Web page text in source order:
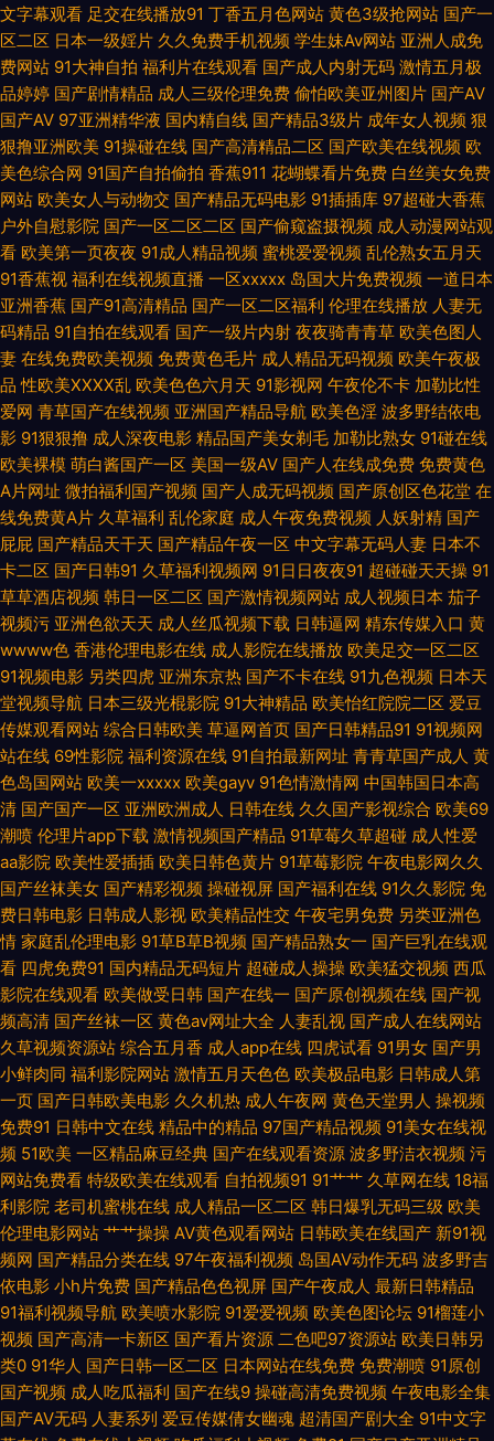
美精品午夜一二三区 香蕉网在线观看亚 btbtt bt之家 黑丝黄色片 日本三级
2020 樱花影视 国产丶欧美丶 欧美日韩一区二区不 亚洲经典千人经典日产
磁力链接 BT 欧美颜射 91熟女爱爱 久久精品看国产 韩国午夜理论在线观看
下面又软又进禁视频 丰满的寡 日本无码人妻一区二区免 超碰97人人草 青青
青国产色 另类图片亚洲色图 一级a成 国高清无 偷拍网址 电影在线观看免费
版高清完整 日韩A∨小电影 99re情色 免费国产三级片 亚洲视频精品 大地资
源在线高清 久久精品黄色 少妇成人在线 专业的二手车竞拍平台 国产精品日
韩综合图片 欧美日韩亚洲综 亚洲成人WWW 把女人弄爽特 精品国产乱码久
久 日韩一级精品 中文字幕亚洲精品乱 国产拍揄自揄免费观看 欧美性爱精点
大全 曰韩国产高清 观看一区二区三区 欧美日韩操 亚洲91最新在线 超碰在线
播放91 九一传媒mv 三三电影网 97免费公开在线视频 国语自产拍 日本岛国
精品 一本到国产在线精 福利导航第一站 鲁丝片午夜精 深夜欲室导航 自拍三
级中文国产 国产精品九九在线播放 欧美第一页在线 香蕉国产免 avtt久久天
堂 激情另类春色 日韩欧美三区 在线播放影院在线 高清免费大片在线观看 免
费高清在线播放 五月丁香婷婷在线 97蜜桃 国产又黄又刺激 人人澡人人干 一
区二区三区欧美 单机游戏 老司机影音先锋 丝袜美腿娉婷婀娜 2018最新电影
天堂 国产午夜福 欧美一片私人影院免费 亚洲天堂小视频 成人aaaa 久草社区
在线 十八在线观看免费视频 91成人社区 国产日本在线播放 欧美亚洲日韩精
品 亚洲旡码欧美大片 肏屄在线免费观看 精品日产三级在线观看 日韩在线观
看一区二区 2012中文字幕电影中文字幕在线 国产欧美日韩亚洲αv 欧美亚洲
亚洲综合图片区自拍区 东京热日韩有码 美女爆操 天堂avbt AV91第3页 后入
学生妹网站 日韩精品专区中文字幕 在线观看中文字幕国产 国产黄页 欧美日
韩亚洲综 亚洲大片在线观看网址 99香蕉 激情文学日韩 日韩一级视频 国产午
夜精品AV一区二区麻豆 日韩好片一区二 91大神图片 国产一区二区不卡视频
人人操人人 亚洲系列第一页 国产短裙高 欧美另类A片 亚洲第一成年网 www
欧美日 激情综合在线观看 日韩一区二区三区射精 18色网 国产欧美日韩精品
文字幕观看 足交在线播放91 丁香五月色网站 黄色3级抢网站 国产一
区二区 日本一级婬片 久久免费手机视频 学生妹Av网站 亚洲人成免
费网站 91大神自拍 福利片在线观看 国产成人内射无码 激情五月极
品婷婷 国产剧情精品 成人三级伦理免费 偷怕欧美亚州图片 国产AV
国产AV 97亚洲精华液 国内精自线 国产精品3级片 成年女人视频 狠
狠撸亚洲欧美 91操碰在线 国产高清精品二区 国产欧美在线视频 欧
美色综合网 91国产自拍偷拍 香蕉911 花蝴蝶看片免费 白丝美女免费
网站 欧美女人与动物交 国产精品无码电影 91插插库 97超碰大香蕉
户外自慰影院 国产一区二区二区 国产偷窥盗摄视频 成人动漫网站观
看 欧美第一页夜夜 91成人精品视频 蜜桃爱爱视频 乱伦熟女五月天
91香蕉视 福利在线视频直播 一区xxxxx 岛国大片免费视频 一道日本
亚洲香蕉 国产91高清精品 国产一区二区福利 伦理在线播放 人妻无
码精品 91自拍在线观看 国产一级片内射 夜夜骑青青草 欧美色图人
妻 在线免费欧美视频 免费黄色毛片 成人精品无码视频 欧美午夜极
品 性欧美ⅩⅩⅩⅩ乱 欧美色色六月天 91影视网 午夜伦不卡 加勒比性
爱网 青草国产在线视频 亚洲国产精品导航 欧美色淫 波多野结依电
影 91狠狠撸 成人深夜电影 精品国产美女剃毛 加勒比熟女 91碰在线
欧美裸模 萌白酱国产一区 美国一级AV 国产人在线成免费 免费黄色
A片网址 微拍福利国产视频 国产人成无码视频 国产原创区色花堂 在
线免费黄A片 久草福利 乱伦家庭 成人午夜免费视频 人妖射精 国产
屁屁 国产精品天干天 国产精品午夜一区 中文字幕无码人妻 日本不
卡二区 国产日韩91 久草福利视频网 91日日夜夜91 超碰碰天天操 91
草草酒店视频 韩日一区二区 国产激情视频网站 成人视频日本 茄子
视频污 亚洲色欲天天 成人丝瓜视频下载 日韩逼网 精东传媒入口 黄
wwww色 香港伦理电影在线 成人影院在线播放 欧美足交一区二区
91视频电影 另类四虎 亚洲东京热 国产不卡在线 91九色视频 日本天
堂视频导航 日本三级光棍影院 91大神精品 欧美怡红院院二区 爱豆
传媒观看网站 综合日韩欧美 草逼网首页 国产日韩精品91 91视频网
站在线 69性影院 福利资源在线 91自拍最新网址 青青草国产成人 黄
色岛国网站 欧美一xxxxx 欧美gayv 91色情激情网 中国韩国日本高
清 国产国产一区 亚洲欧洲成人 日韩在线 久久国产影视综合 欧美69
潮喷 伦理片app下载 激情视频国产精品 91草莓久草超碰 成人性爱
aa影院 欧美性爱插插 欧美日韩色黄片 91草莓影院 午夜电影网久久
国产丝袜美女 国产精彩视频 操碰视屏 国产福利在线 91久久影院 免
费日韩电影 日韩成人影视 欧美精品性交 午夜宅男免费 另类亚洲色
情 家庭乱伦理电影 91草B草B视频 国产精品熟女一 国产巨乳在线观
看 四虎免费91 国内精品无码短片 超碰成人操操 欧美猛交视频 西瓜
影院在线观看 欧美做受日韩 国产在线一 国产原创视频在线 国产视
频高清 国产丝袜一区 黄色av网址大全 人妻乱视 国产成人在线网站
久草视频资源站 综合五月香 成人app在线 四虎试看 91男女 国产男
小鲜肉同 福利影院网站 激情五月天色色 欧美极品电影 日韩成人第
一页 国产日韩欧美电影 久久机热 成人午夜网 黄色天堂男人 操视频
免费91 日韩中文在线 精品中的精品 97国产精品视频 91美女在线视
频 51欧美 一区精品麻豆经典 国产在线观看资源 波多野洁衣视频 污
网站免费看 特级欧美在线观看 自拍视频91 91艹艹 久草网在线 18福
利影院 老司机蜜桃在线 成人精品一区二区 韩日爆乳无码三级 欧美
伦理电影网站 艹艹操操 AV黄色观看网站 日韩欧美在线国产 新91视
频网 国产精品分类在线 97午夜福利视频 岛国AV动作无码 波多野吉
依电影 小h片免费 国产精品色色视屏 国产午夜成人 最新日韩精品
91福利视频导航 欧美喷水影院 91爱爱视频 欧美色图论坛 91榴莲小
视频 国产高清一卡新区 国产看片资源 二色吧97资源站 欧美日韩另
类0 91华人 国产日韩一区二区 日本网站在线免费 免费潮喷 91原创
国产视频 成人吃瓜福利 国产在线9 操碰高清免费视频 午夜电影全集
国产AV无码 人妻系列 爱豆传媒倩女幽魂 超清国产剧大全 91中文字